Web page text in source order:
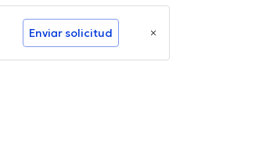
Enviar solicitud